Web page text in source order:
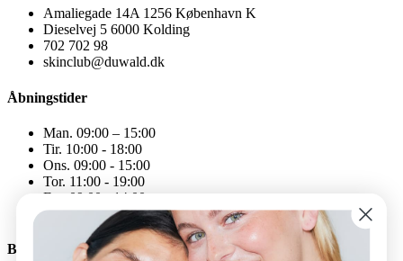
Amaliegade 14A 1256 København K
Dieselvej 5 6000 Kolding
702 702 98
skinclub@duwald.dk
Åbningstider
Man. 09:00 – 15:00
Tir. 10:00 - 18:00
Ons. 09:00 - 15:00
Tor. 11:00 - 19:00
Fre. 09:00 - 14:00
Åbningstiderne kan variere
Bliv en del af SkinClub